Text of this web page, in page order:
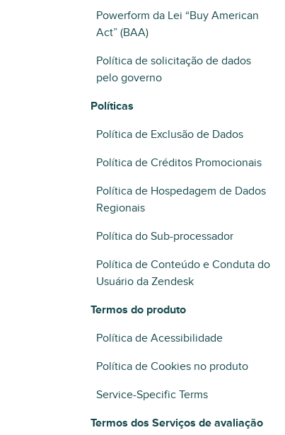
Powerform da Lei “Buy American
Act” (BAA)
Política de solicitação de dados
pelo governo
Políticas
Política de Exclusão de Dados
Política de Créditos Promocionais
Política de Hospedagem de Dados
Regionais
Política do Sub-processador
Política de Conteúdo e Conduta do
Usuário da Zendesk
Termos do produto
Política de Acessibilidade
Política de Cookies no produto
Service-Specific Terms
Termos dos Serviços de avaliação